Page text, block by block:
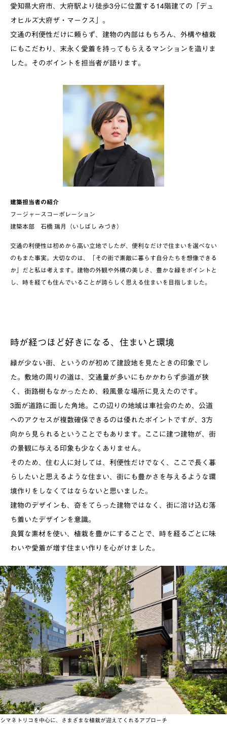
愛知県大府市、大府駅より徒歩3分に位置する14階建ての「デュ
オヒルズ大府ザ・マークス」。
交通の利便性だけに頼らず、建物の内部はもちろん、外構や植栽
にもこだわり、末永く愛着を持ってもらえるマンションを造りま
した。そのポイントを担当者が語ります。
建築担当者の紹介
フージャースコーポレーション
建築本部 石橋 瑞月（いしばし みづき）
交通の利便性は初めから高い立地でしたが、便利なだけで住まいを選べない
のもまた事実。大切なのは、「その街で素敵に暮らす自分たちを想像できる
か」だと私は考えます。建物の外観や外構の美しさ、豊かな緑をポイントと
し、時を経ても住んでいることが誇らしく思える住まいを目指しました。
時が経つほど好きになる、住まいと環境
緑が少ない街、というのが初めて建設地を見たときの印象でし
た。敷地の周りの道は、交通量が多いにもかかわらず歩道が狭
く、街路樹もなかったため、殺風景な場所に見えたのです。
3面が道路に面した角地。この辺りの地域は車社会のため、公道
へのアクセスが複数確保できるのは優れたポイントですが、3方
向から見られるということでもあります。ここに建つ建物が、街
の景観に与える印象も少なくありません。
そのため、住む人に対しては、利便性だけでなく、ここで長く暮
らしたいと思えるような住まい、街にも豊かさを与えるような環
境作りをしなくてはならないと思いました。
建物のデザインも、奇をてらった建物ではなく、街に溶け込む落
ち着いたデザインを意識。
良質な素材を使い、植栽を豊かにすることで、時を経るごとに味
わいや愛着が増す住まい作りを心がけました。
シマネトリコを中心に、さまざまな植栽が迎えてくれるアプローチ